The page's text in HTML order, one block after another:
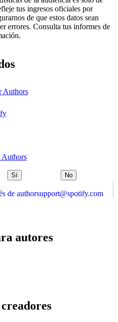
de authorsupport@spotify.com
tus ingresos oficiales por
de que estos datos sean
errores. Consulta tus informes de
Authors
Authors
Sí No
autores